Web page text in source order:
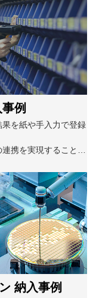
例
を紙や手入力で登録
携を実現することに
納入事例